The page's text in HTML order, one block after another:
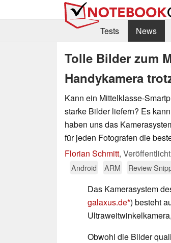
Tests
News
Tolle Bilder zum
Handykamera
Kann ein Mittelklasse-
starke Bilder liefern? Es
haben uns das
für jeden Fotografen die
Florian Schmitt,
Android
ARM Review
Das Kamerasystem
galaxus.de ) besteht
Obwohl die Bilder